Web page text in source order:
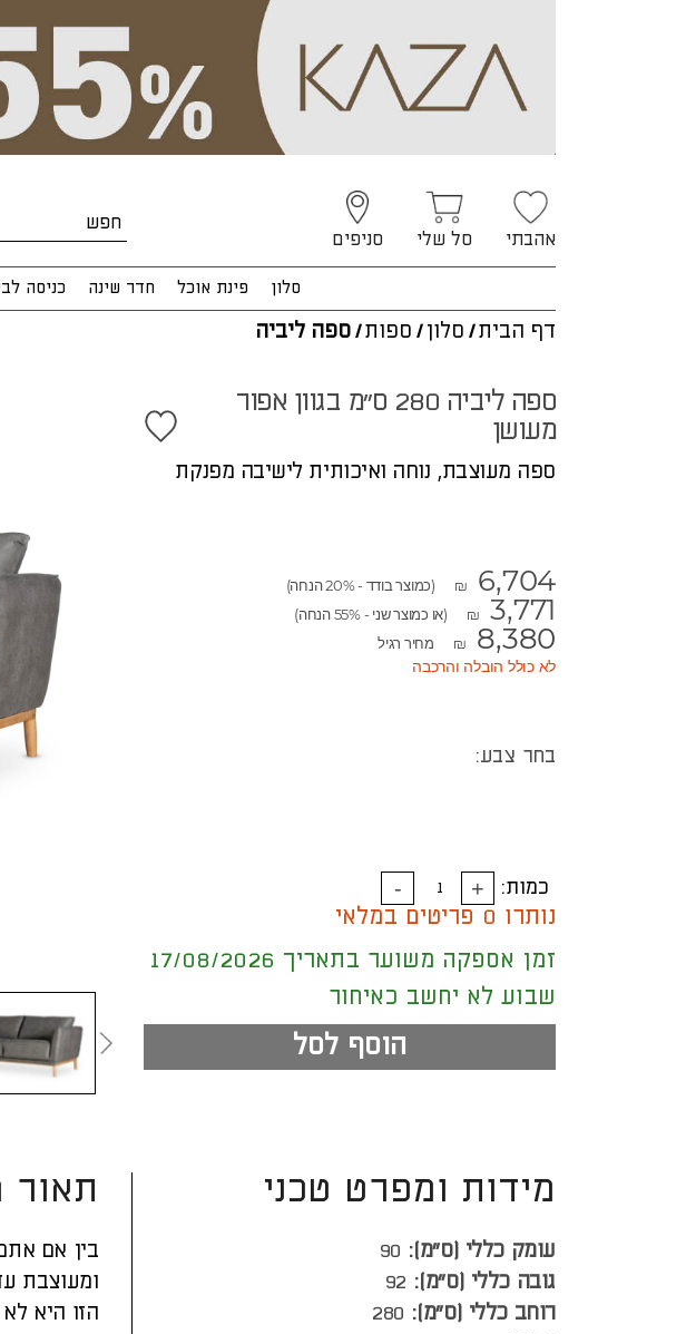
אהבתי סל שלי סניפים
סלון פינת אוכל חדר שינה כניסה
דף הבית/ סלון / ספות/ ספה ליביה
ספה ליביה 280 ס"מ בגוון אפור
מעושן
ספה מעוצבת, נוחה ואיכותית לישיבה מפנקת
₪ 6,704 (כמוצר בודד - 20% הנחה)
₪ 3,771 (או כמוצר שני - 55% הנחה)
₪ 8,380 מחיר רגיל
לא כולל הובלה והרכבה
בחר צבע:
כמות:
נותרו 0 פריטים במלאי
זמן אספקה משוער בתאריך 17/08/2026
שבוע לא יחשב כאיחור
הוסף לסל
תאור
בין אם
ומעוצבת
הזו היא
מידות ומפרט טכני
עומק כללי (ס”מ): 90
גובה כללי (ס”מ): 92
רוחב כללי (ס”מ): 280